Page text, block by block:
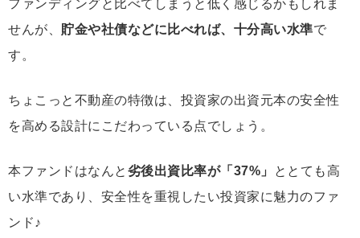
ファンディングと比べてしまうと低く感じるかもしれま
せんが、 貯金や社債などに比べれば、十分高い水準で
す。
ちょこっと不動産の特徴は、投資家の出資元本の安全性
を高める設計にこだわっている点でしょう。
本ファンドはなんと 劣後出資比率が「37%」
ととても高
い水準であり、安全性を重視したい投資家に魅力のファ
ンド♪